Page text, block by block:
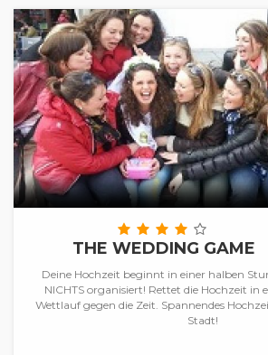
THE WEDDING GAME
Deine Hochzeit beginnt in einer halben
NICHTS organisiert! Rettet die Hochzeit in
Wettlauf gegen die Zeit. Spannendes
Stadt!